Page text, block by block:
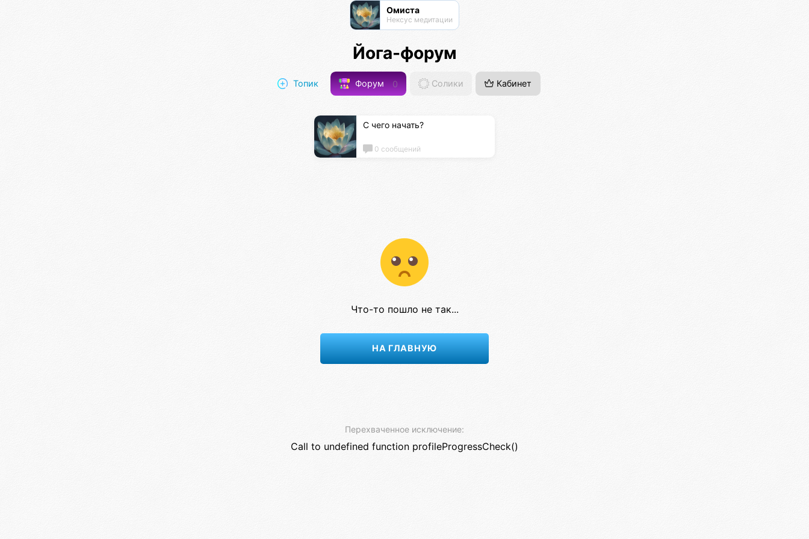
Омиста
Нексус медитации
Йога-форум
Топик Форум 0 Солики Кабинет
С чего начать?
0 сообщений
Что-то пошло не так...
НА ГЛАВНУЮ
Перехваченное исключение:
Call to undefined function profileProgressCheck()